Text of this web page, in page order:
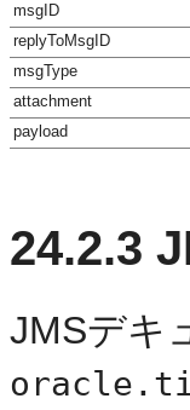
msgID
replyToMsgID
msgType
attachment
payload
24.2.3
JMSデキ